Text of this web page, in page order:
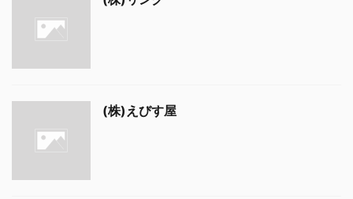
(株)えびす屋